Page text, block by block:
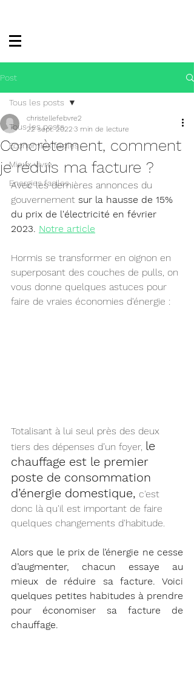
Post
Tous les posts
Economies faciles
Mieux vivre
Energies faciles
Tous les posts
Concrètement, comment
je réduis ma facture ?
christellefebvre2
22 sept. 2022 3 min de lecture
Avec les dernières annonces du
gouvernement sur la hausse de 15%
du prix de l'électricité en février
2023. Notre article
Hormis se transformer en oignon en
superposant des couches de pulls, on
vous donne quelques astuces pour
faire de vraies économies d'énergie :
Totalisant à lui seul près des deux
tiers des dépenses d’un foyer, le
chauffage est le premier
poste de consommation
d’énergie domestique, c'est
donc là qu'il est important de faire
quelques changements d'habitude.
Alors que le prix de l’énergie ne cesse
d’augmenter, chacun essaye au
mieux de réduire sa facture. Voici
quelques petites habitudes à prendre
pour économiser sa facture de
chauffage.